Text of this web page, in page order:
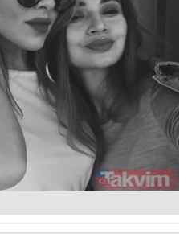
kişilere ait çerezler
vasıtasıyla çeşitli kişisel
olan çerezler bilgi
amacıyla
sitemizin daha işlevsel
ve sizlere yönelik
yapılması, amaçlarıyla
kullanılacaktır.
aşağıda yer alan panel
Çerez Bilgilendirme